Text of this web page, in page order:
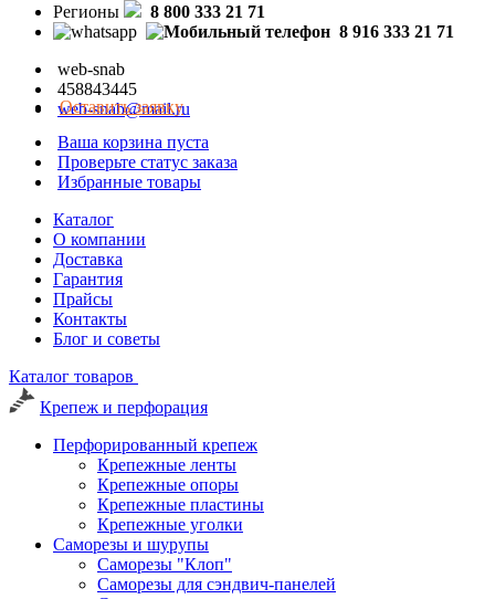
Регионы
8 800 333 21 71
8 916 333 21 71
web-snab
458843445
web-snab@mail.ru
Оставить заявку
Ваша корзина пуста
Проверьте статус заказа
Избранные товары
Каталог
О компании
Доставка
Гарантия
Прайсы
Контакты
Блог и советы
Каталог товаров
Крепеж и перфорация
Перфорированный крепеж
Крепежные ленты
Крепежные опоры
Крепежные пластины
Крепежные уголки
Саморезы и шурупы
Саморезы "Клоп"
Саморезы для сэндвич-панелей